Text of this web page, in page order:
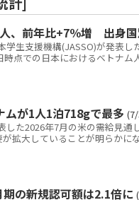
、前年比+7％増 出身
学生支援機構(JASSO)が発表
時点での日本におけるベトナ
ムが1人1泊718gで最多
した2026年7月の米の需給見通
拡大していることが明らか
の新規認可額は2.1倍に